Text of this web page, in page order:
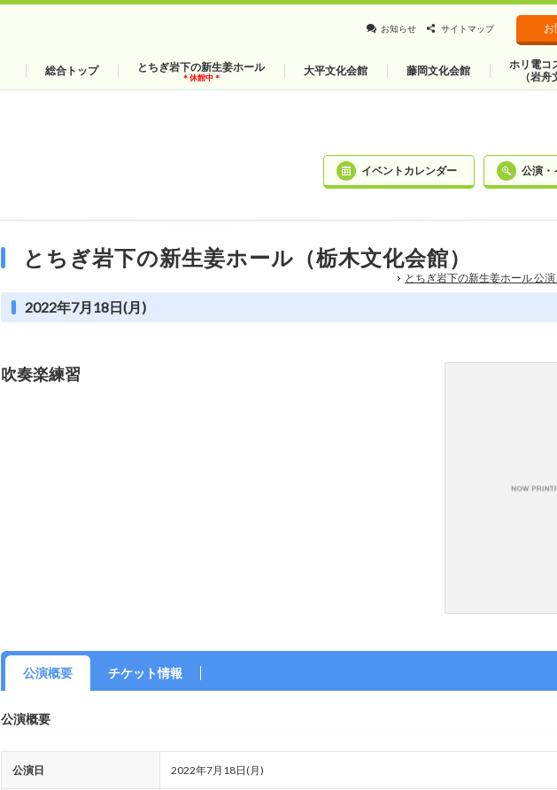
総合トップ とちぎ岩下の新生姜ホール
＊休館中＊ 大平文化会館 藤岡文化会館
ホリ電コ
（岩舟
お知らせ サイトマップ
イベントカレンダー 公演・
とちぎ岩下の新生姜ホール（栃木文化会館）
とちぎ岩下の新⽣姜ホール 公
2022年7月18日(月)
吹奏楽練習
公演概要 チケット情報
公演概要
公演日 2022年7月18日(月)